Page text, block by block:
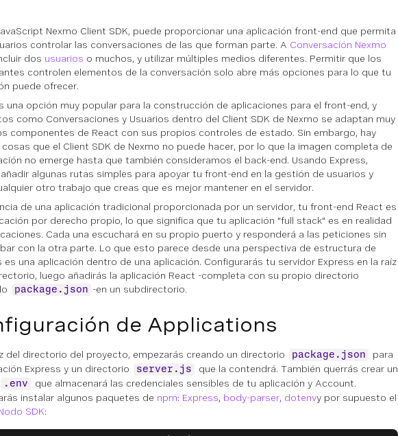
Nexmo Client SDK, puede proporcionar una aplicación front-end que permita
controlar las conversaciones de las que forman parte. A Conversación Nexmo
dos usuarios o muchos, y utilizar múltiples medios diferentes. Permitir que los
controlen elementos de la conversación solo abre más opciones para lo que tu
puede ofrecer.
una opción muy popular para la construcción de aplicaciones para el front-end, y
como Conversaciones y Usuarios dentro del Client SDK de Nexmo se adaptan muy
componentes de React con sus propios controles de estado. Sin embargo, hay
cosas que el Client SDK de Nexmo no puede hacer, por lo que la imagen completa de
no emerge hasta que también consideramos el back-end. Usando Express,
algunas rutas simples para apoyar tu front-end en la gestión de usuarios y
otro trabajo que creas que es mejor mantener en el servidor.
de una aplicación tradicional proporcionada por un servidor, tu front-end React es
por derecho propio, lo que significa que tu aplicación "full stack" es en realidad
Cada una escuchará en su propio puerto y responderá a las peticiones sin
con la otra parte. Lo que esto parece desde una perspectiva de estructura de
es una aplicación dentro de una aplicación. Configurarás tu servidor Express en la raíz
luego añadirás la aplicación React -completa con su propio directorio
package.json -en un subdirectorio.
de Applications
del directorio del proyecto, empezarás creando un directorio package.json
para
Express y un directorio
server.js
que la contendrá. También querrás crear un
.env
que almacenará las credenciales sensibles de tu aplicación y Account.
instalar algunos paquetes de npm: Express, body-parser, dotenvy por supuesto el
SDK: